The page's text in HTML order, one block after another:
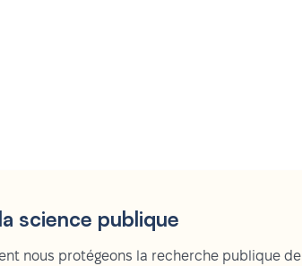
science publique
nous protégeons la recherche publique de